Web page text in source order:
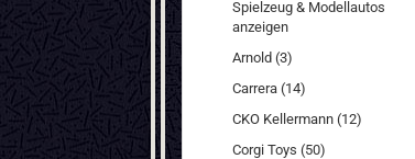
Spielzeug & Modellautos
anzeigen
Arnold (3)
Carrera (14)
CKO Kellermann (12)
Corgi Toys (50)